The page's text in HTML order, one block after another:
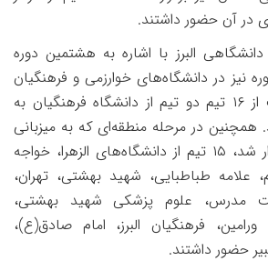
در آن حضور داشتند.
البرز با اشاره به هشتمین دوره
نیز در دانشگاه‌های خوارزمی و فرهنگیان
۱۶ تیم دو تیم از دانشگاه فرهنگیان به
همچنین در مرحله منطقه‌ای که به میزبانی
شد، ۱۵ تیم از دانشگاه‌های الزهرا، خواجه
علامه طباطبایی، شهید بهشتی، تهران،
مدرس، علوم پزشکی شهید بهشتی،
ورامین، فرهنگیان البرز، امام صادق(ع)،
حضور داشتند.